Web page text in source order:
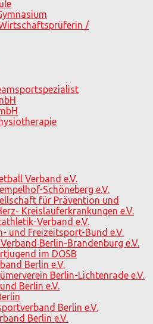
Wirtschaftsprüferin /
Verband e.V.
Schöneberg e.V.
für Prävention und
Kreislauferkrankungen e.V.
Verband e.V.
und Freizeitsport-Bund e.V.
Berlin-Brandenburg e.V.
im DOSB
Berlin e.V.
Berlin-Lichtenrade e.V.
Berlin e.V.
Berlin e.V.
Berlin e.V.